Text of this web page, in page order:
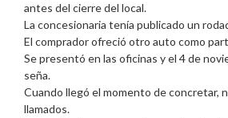
antes del cierre del local.
La concesionaria tenía publicado un
El comprador ofreció otro auto como
Se presentó en las oficinas y el 4 de
seña.
Cuando llegó el momento de concretar,
llamados.